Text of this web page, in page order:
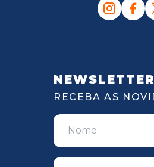
NEWSLETTER
RECEBA AS